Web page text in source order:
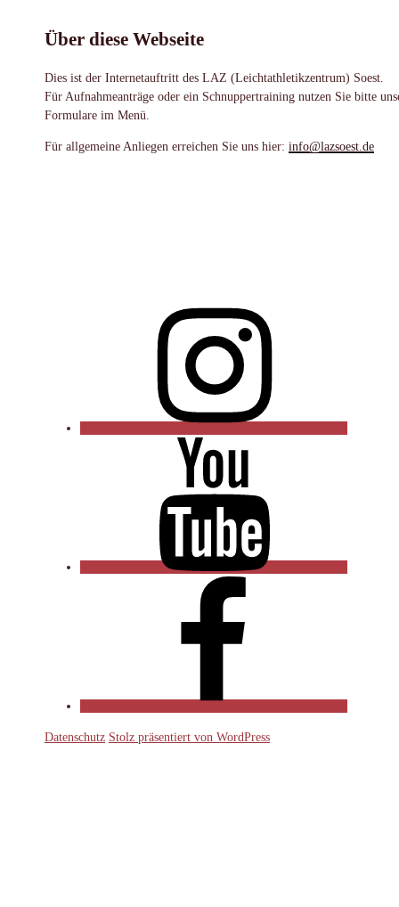
Über diese Webseite
Dies ist der Internetauftritt des LAZ (Leichtathletikzentrum) Soest.
Für Aufnahmeanträge oder ein Schnuppertraining nutzen Sie bitte
Formulare im Menü.
Für allgemeine Anliegen erreichen Sie uns hier: info@lazsoest.de
Datenschutz Stolz präsentiert von WordPress